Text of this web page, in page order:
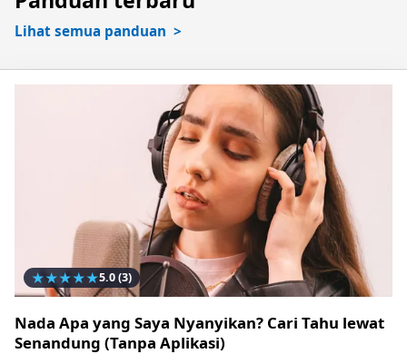
Lihat semua panduan
★★★★★5.0(3)
Nada Apa yang Saya Nyanyikan? Cari Tahu lewat
Senandung (Tanpa Aplikasi)